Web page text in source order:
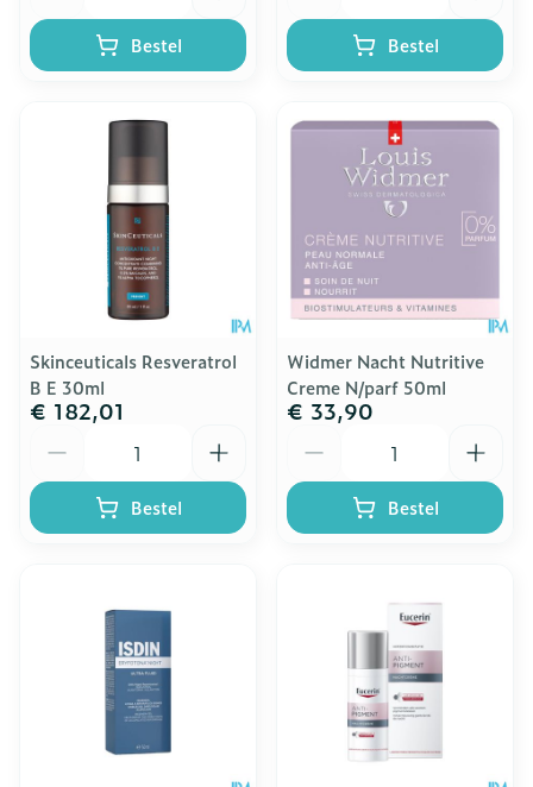
Bestel Bestel
Skinceuticals Resveratrol
B E 30ml
€ 182,01
Bestel
Widmer Nacht Nutritive
Creme N/parf 50ml
€ 33,90
Bestel